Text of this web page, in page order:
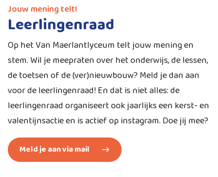
Jouw mening telt!
Leerlingenraad
Op het Van Maerlantlyceum telt jouw mening en
stem. Wil je meepraten over het onderwijs, de lessen,
de toetsen of de (ver)nieuwbouw? Meld je dan aan
voor de leerlingenraad! En dat is niet alles: de
leerlingenraad organiseert ook jaarlijks een kerst- en
valentijnsactie en is actief op instagram. Doe jij mee?
Meld je aan via mail